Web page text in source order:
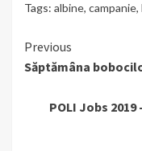
Tags: albine, campanie,
Continue
Reading
Previous
Săptămâna
POLI Jobs